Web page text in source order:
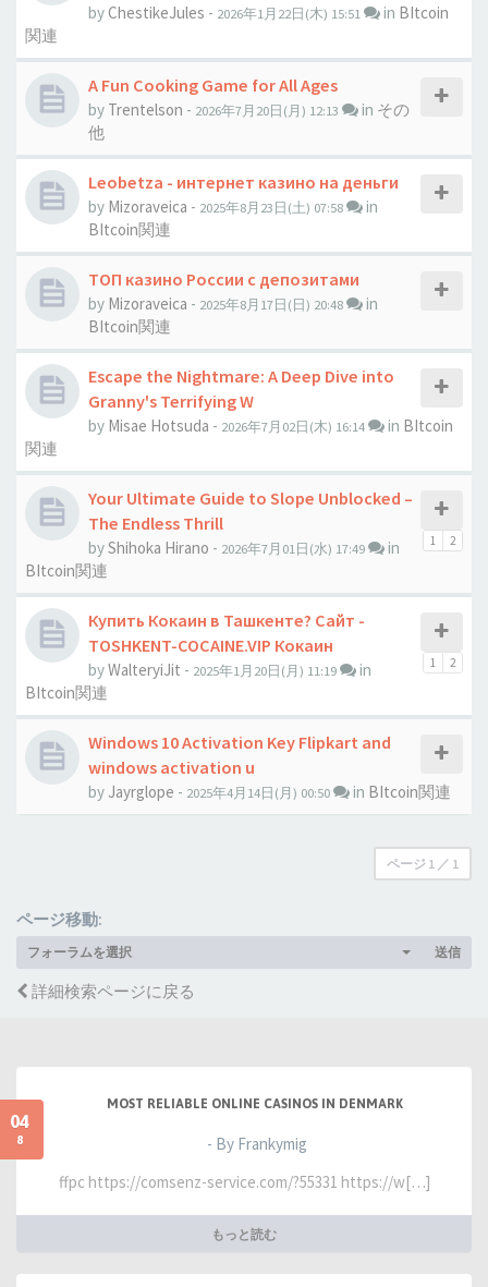
byChestikeJules - 2026年1月22日(木) 15:51 in BItcoin
関連
A Fun Cooking Game for All Ages
by Trentelson - 2026年7月20日(月) 12:13 in その
他
Leobetza - интернет казино на деньги
by Mizoraveica - 2025年8月23日(土) 07:58
in
BItcoin関連
ТОП казино России с депозитами
by Mizoraveica - 2025年8月17日(日) 20:48
in
BItcoin関連
Escape the Nightmare: A Deep Dive into
Granny's Terrifying W
by Misae Hotsuda - 2026年7月02日(木) 16:14 in BItcoin
関連
Your Ultimate Guide to Slope Unblocked –
The Endless Thrill
1 2
byShihoka Hirano - 2026年7月01日(水) 17:49
in
BItcoin関連
Купить Кокаин в Ташкенте? Сайт -
TOSHKENT-COCAINE.VIP Кокаин
1 2
byWalteryiJit - 2025年1月20日(月) 11:19
in
BItcoin関連
Windows 10 Activation Key Flipkart and
windows activation u
by Jауrglope - 2025年4月14日(月) 00:50 in BItcoin関連
ページ 1 ／ 1
ページ移動:
フォーラムを選択 送信
詳細検索ページに戻る
04
8
MOST RELIABLE ONLINE CASINOS IN DENMARK
- By Frankymig
ffpc https://comsenz-service.com/?55331 https://w[…]
もっと読む